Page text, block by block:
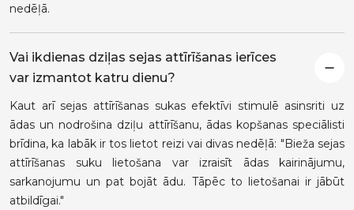
nedēļā.
Vai ikdienas dziļas sejas attīrīšanas ierīces
var izmantot katru dienu?
Kaut arī sejas attīrīšanas sukas efektīvi stimulē asinsriti uz
ādas un nodrošina dziļu attīrīšanu, ādas kopšanas speciālisti
brīdina, ka labāk ir tos lietot reizi vai divas nedēļā: "Bieža sejas
attīrīšanas suku lietošana var izraisīt ādas kairinājumu,
sarkanojumu un pat bojāt ādu. Tāpēc to lietošanai ir jābūt
atbildīgai."